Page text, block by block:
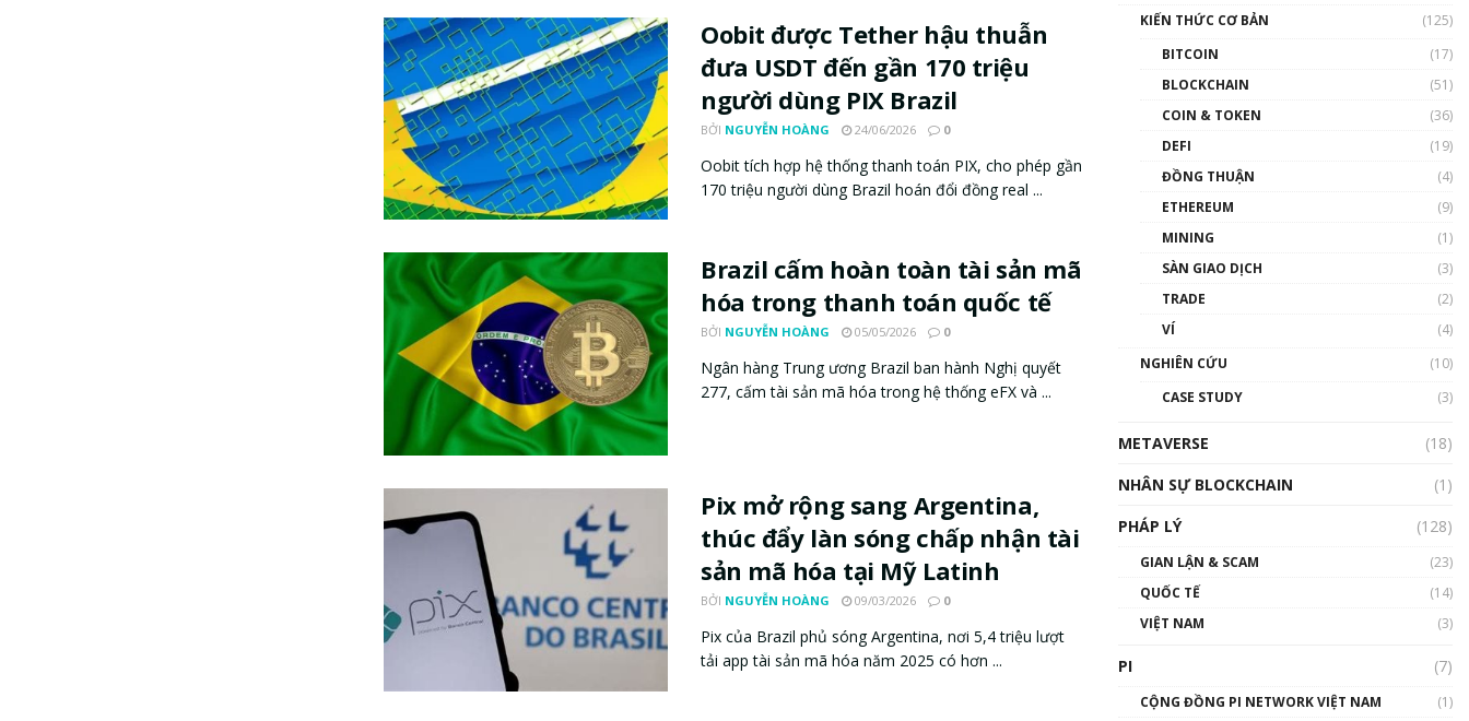
Oobit được Tether hậu thuẫn
đưa USDT đến gần 170 triệu
người dùng PIX Brazil
BỞI NGUYỄN HOÀNG 24/06/2026 0
Oobit tích hợp hệ thống thanh toán PIX, cho phép gần
170 triệu người dùng Brazil hoán đổi đồng real ...
Brazil cấm hoàn toàn tài sản mã
hóa trong thanh toán quốc tế
BỞI NGUYỄN HOÀNG 05/05/2026 0
Ngân hàng Trung ương Brazil ban hành Nghị quyết
277, cấm tài sản mã hóa trong hệ thống eFX và ...
Pix mở rộng sang Argentina,
thúc đẩy làn sóng chấp nhận tài
sản mã hóa tại Mỹ Latinh
BỞI NGUYỄN HOÀNG 09/03/2026 0
Pix của Brazil phủ sóng Argentina, nơi 5,4 triệu lượt
tải app tài sản mã hóa năm 2025 có hơn ...
KIẾN THỨC CƠ BẢN
(125)
BITCOIN
(17)
BLOCKCHAIN
(51)
COIN & TOKEN
(36)
DEFI
(19)
ĐỒNG THUẬN
(4)
ETHEREUM
(9)
MINING
(1)
SÀN GIAO DỊCH
(3)
TRADE
(2)
VÍ
(4)
NGHIÊN CỨU
(10)
CASE STUDY
(3)
METAVERSE
(18)
NHÂN SỰ BLOCKCHAIN
(1)
PHÁP LÝ
(128)
GIAN LẬN & SCAM
(23)
QUỐC TẾ
(14)
VIỆT NAM
(3)
PI (7)
CỘNG ĐỒNG PI NETWORK VIỆT NAM
(1)